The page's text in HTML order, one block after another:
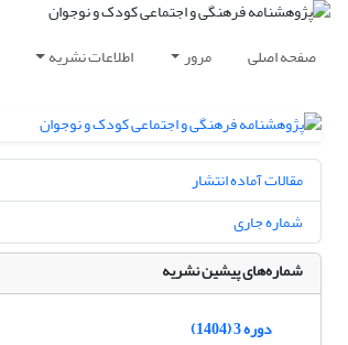
صفحه اصلی مرور اطلاعات نشریه
مقالات آماده انتشار
شماره جاری
شماره‌های پیشین نشریه
دوره 3 (1404)